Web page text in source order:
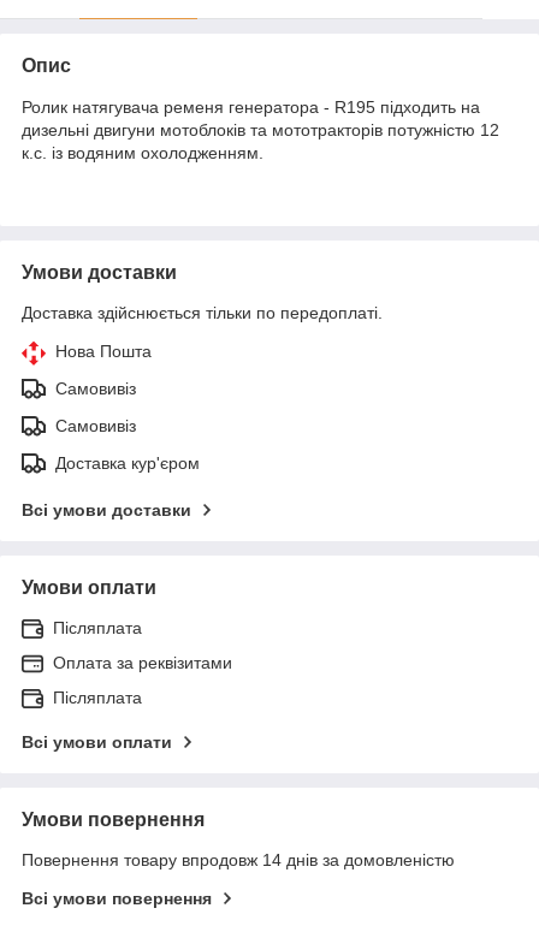
Опис
Ролик натягувача ременя генератора - R195 підходить на
дизельні двигуни мотоблоків та мототракторів потужністю 12
к.с. із водяним охолодженням.
Умови доставки
Доставка здійснюється тільки по передоплаті.
Нова Пошта
Самовивіз
Самовивіз
Доставка кур'єром
Всі умови доставки
Умови оплати
Післяплата
Оплата за реквізитами
Післяплата
Всі умови оплати
Умови повернення
Повернення товару впродовж 14 днів за домовленістю
Всі умови повернення